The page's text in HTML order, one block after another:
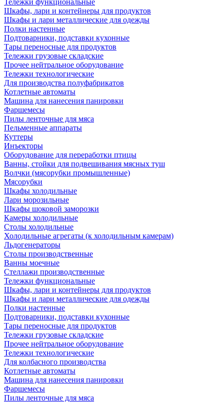
Тележки функциональные
Шкафы, лари и контейнеры для продуктов
Шкафы и лари металлические для одежды
Полки настенные
Подтоварники, подставки кухонные
Тары переносные для продуктов
Тележки грузовые складские
Прочее нейтральное оборудование
Тележки технологические
Для производства полуфабрикатов
Котлетные автоматы
Машина для нанесения панировки
Фаршемесы
Пилы ленточные для мяса
Пельменные аппараты
Куттеры
Инъекторы
Оборудование для переработки птицы
Ванны, стойки для подвешивания мясных туш
Волчки (мясорубки промышленные)
Мясорубки
Шкафы холодильные
Лари морозильные
Шкафы шоковой заморозки
Камеры холодильные
Столы холодильные
Холодильные агрегаты (к холодильным камерам)
Льдогенераторы
Столы производственные
Ванны моечные
Стеллажи производственные
Тележки функциональные
Шкафы, лари и контейнеры для продуктов
Шкафы и лари металлические для одежды
Полки настенные
Подтоварники, подставки кухонные
Тары переносные для продуктов
Тележки грузовые складские
Прочее нейтральное оборудование
Тележки технологические
Для колбасного производства
Котлетные автоматы
Машина для нанесения панировки
Фаршемесы
Пилы ленточные для мяса